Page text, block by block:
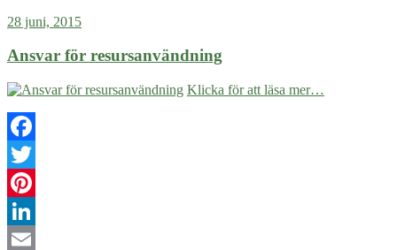
28 juni, 2015
Ansvar för resursanvändning
Klicka för att läsa mer…
Facebook
Twitter
Pinterest
LinkedIn